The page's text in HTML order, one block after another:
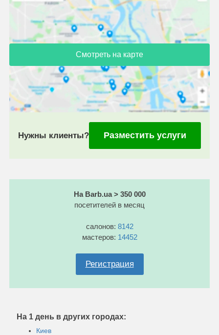
Смотреть на карте
Нужны клиенты? Разместить услуги
На Barb.ua > 350 000
посетителей в месяц
салонов: 8142
мастеров: 14452
Регистрация
На 1 день в других городах:
Киев